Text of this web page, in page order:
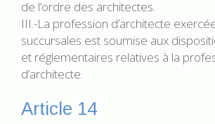
de l’ordre des architectes.
III.-La profession d’architecte
succursales est soumise aux
et réglementaires relatives à la
d’architecte.
Article 14